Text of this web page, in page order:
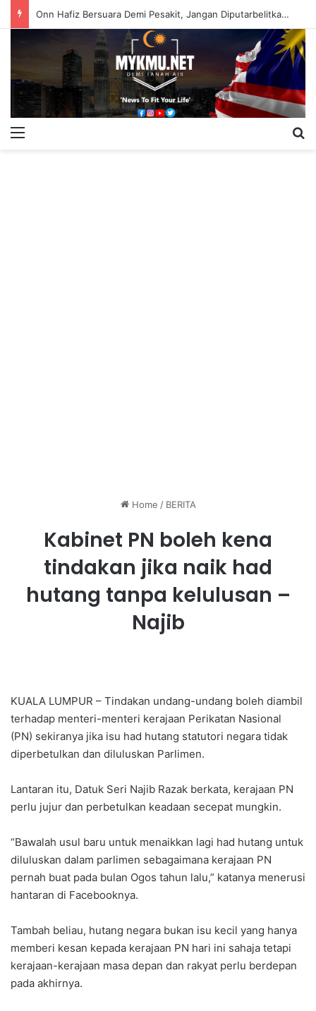
Onn Hafiz Bersuara Demi Pesakit, Jangan Diputarbelitkan – Hasrunizah
Home / BERITA
Kabinet PN boleh kena
tindakan jika naik had
hutang tanpa kelulusan –
Najib
KUALA LUMPUR – Tindakan undang-undang boleh diambil
terhadap menteri-menteri kerajaan Perikatan Nasional
(PN) sekiranya jika isu had hutang statutori negara tidak
diperbetulkan dan diluluskan Parlimen.
Lantaran itu, Datuk Seri Najib Razak berkata, kerajaan PN
perlu jujur dan perbetulkan keadaan secepat mungkin.
“Bawalah usul baru untuk menaikkan lagi had hutang untuk
diluluskan dalam parlimen sebagaimana kerajaan PN
pernah buat pada bulan Ogos tahun lalu,” katanya menerusi
hantaran di Facebooknya.
Tambah beliau, hutang negara bukan isu kecil yang hanya
memberi kesan kepada kerajaan PN hari ini sahaja tetapi
kerajaan-kerajaan masa depan dan rakyat perlu berdepan
pada akhirnya.